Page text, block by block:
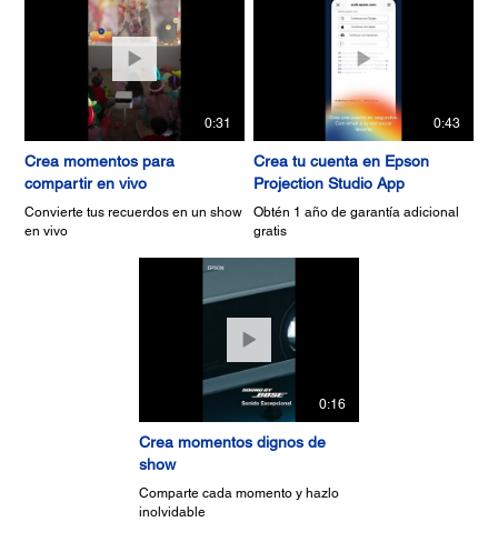
0:31
Crea momentos para
compartir en vivo
Convierte tus recuerdos en un show
en vivo
0:43
Crea tu cuenta en Epson
Projection Studio App
Obtén 1 año de garantía adicional
gratis
0:16
Crea momentos dignos de
show
Comparte cada momento y hazlo
inolvidable